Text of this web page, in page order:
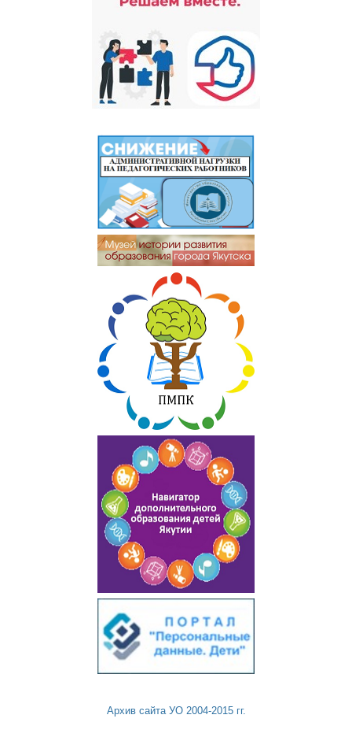
Архив сайта УО 2004-2015 гг.